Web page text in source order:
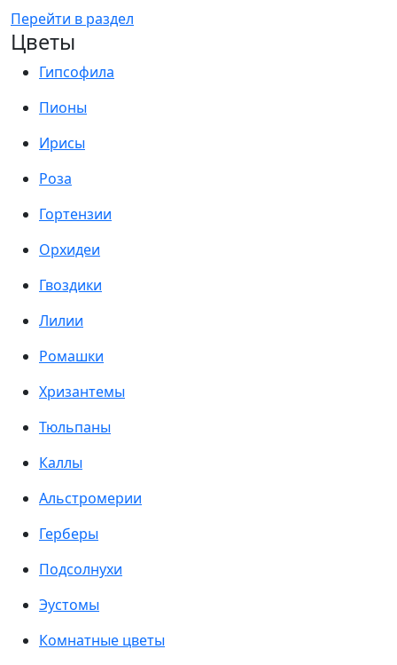
Перейти в раздел
Цветы
Гипсофила
Пионы
Ирисы
Роза
Гортензии
Орхидеи
Гвоздики
Лилии
Ромашки
Хризантемы
Тюльпаны
Каллы
Альстромерии
Герберы
Подсолнухи
Эустомы
Комнатные цветы